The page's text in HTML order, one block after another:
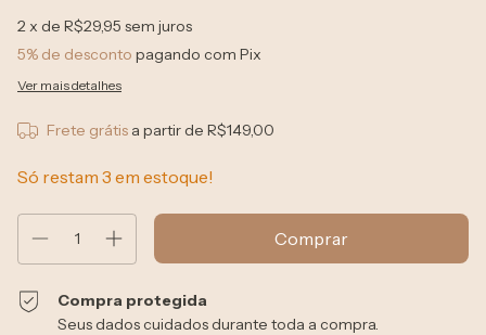
2x de R$29,95 sem juros
5% de desconto pagando com Pix
Ver mais detalhes
Frete grátis a partir de R$149,00
Só restam 3 em estoque!
Compra protegida
Seus dados cuidados durante toda a compra.